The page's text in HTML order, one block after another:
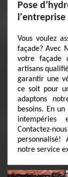
Pose
l'entreprise
Vous voulez
façade? Avec
votre façade
artisans
garantir une
ce soit pour
adaptons
besoins. En
intempéries
Contactez-
notre service